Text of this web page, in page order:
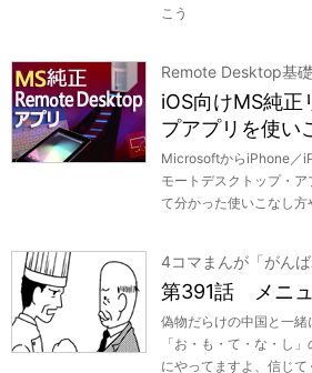
こう
Remote Desktop基
iOS向けMS純正
プアプリを使い
MicrosoftからiPhone／
モートデスクトップ・
て分かった使いこなし
4コマまんが「がんば
第391話 メニ
偽物だらけの中国と一
「お・も・て・な・し
にやってますよ、信じて